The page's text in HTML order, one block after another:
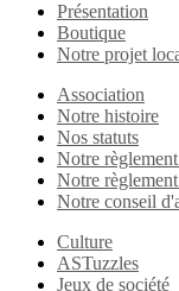
Présentation
Boutique
Notre projet
Association
Notre histoire
Nos statuts
Notre
Notre
Notre conseil
Culture
ASTuzzles
Jeux de société